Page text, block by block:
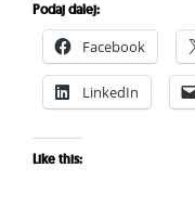
Podaj dalej:
Facebook
LinkedIn
Like this: